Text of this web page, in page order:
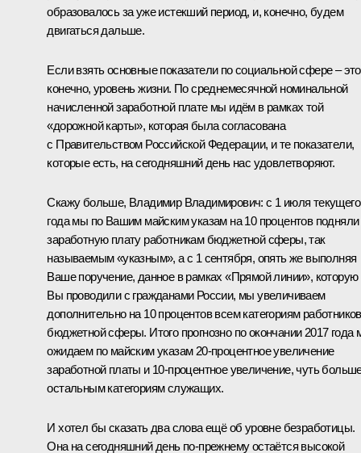
образовалось за уже истекший период, и, конечно, будем
двигаться дальше.
Если взять основные показатели по социальной сфере –
конечно, уровень жизни. По среднемесячной номинальной
начисленной заработной плате мы идём в рамках той
«дорожной карты», которая была согласована
с Правительством Российской Федерации, и те показатели,
которые есть, на сегодняшний день нас удовлетворяют.
Скажу больше, Владимир Владимирович: с 1 июля текущего
года мы по Вашим майским указам на 10 процентов подняли
заработную плату работникам бюджетной сферы, так
называемым «указным», а с 1 сентября, опять же выполняя
Ваше поручение, данное в рамках «Прямой линии», которую
Вы проводили с гражданами России, мы увеличиваем
дополнительно на 10 процентов всем категориям работников
бюджетной сферы. Итого прогнозно по окончании 2017 года
ожидаем по майским указам 20‑процентное увеличение
заработной платы и 10‑процентное увеличение, чуть
остальным категориям служащих.
И хотел бы сказать два слова ещё об уровне безработицы.
Она на сегодняшний день по‑прежнему остаётся высокой